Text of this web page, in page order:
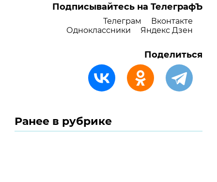
Подписывайтесь на ТелеграфЪ
Телеграм
Вконтакте
Одноклассники
Яндекс Дзен
Поделиться
Ранее в рубрике